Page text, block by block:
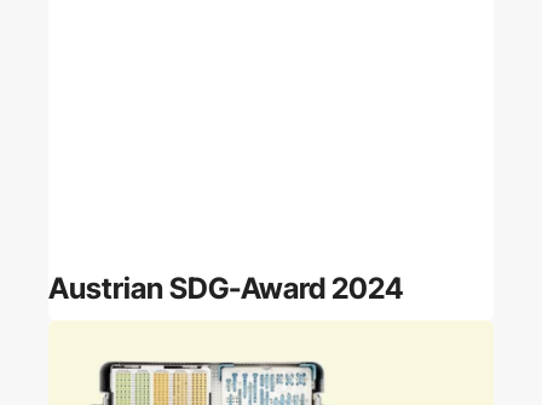
Austrian SDG-Award 2024